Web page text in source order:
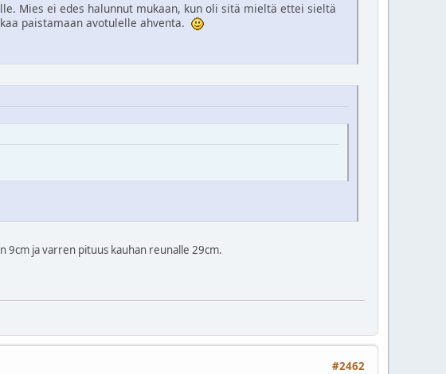
Mies ei edes halunnut mukaan, kun oli sitä mieltä ettei sieltä
paistamaan avotulelle ahventa.
9cm ja varren pituus kauhan reunalle 29cm.
#2462